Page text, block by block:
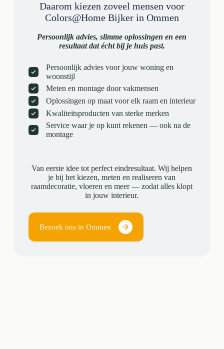
Daarom kiezen zoveel mensen voor
Colors@Home Bijker in Ommen
Persoonlijk advies, slimme oplossingen en een
resultaat dat écht bij je huis past.
Persoonlijk advies voor jouw woning en
woonstijl
Meten en montage door vakmensen
Oplossingen op maat voor elk raam en interieur
Kwaliteitsproducten van sterke merken
Service waar je op kunt rekenen — ook na de
montage
Van eerste idee tot perfect eindresultaat. Wij helpen
je bij het kiezen, meten en realiseren van
raamdecoratie, vloeren en meer — zodat alles klopt
in jouw interieur.
Bezoek ons in Ommen